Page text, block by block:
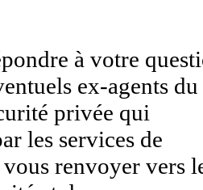
à votre
ex-agents du
privée qui
les services de
renvoyer vers